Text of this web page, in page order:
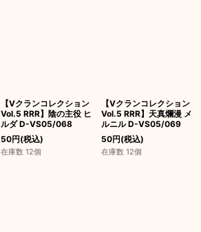
【Vクランコレクション
Vol.5 RRR】陰の主役 ヒ
ルダ D-VS05/068
50円(税込)
在庫数 12個
【Vクランコレクション
Vol.5 RRR】天真爛漫 メ
ルニル D-VS05/069
50円(税込)
在庫数 12個